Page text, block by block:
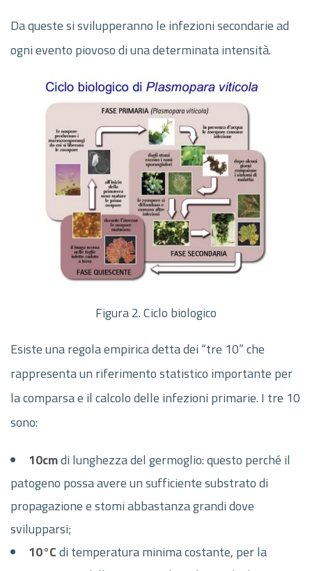
Da queste si svilupperanno le infezioni secondarie ad
ogni evento piovoso di una determinata intensità.
Figura 2. Ciclo biologico
Esiste una regola empirica detta dei “tre 10” che
rappresenta un riferimento statistico importante per
la comparsa e il calcolo delle infezioni primarie. I tre 10
sono:
10cmdi lunghezza del germoglio: questo perché il
patogeno possa avere un sufficiente substrato di
propagazione e stomi abbastanza grandi dove
svilupparsi;
10°Cdi temperatura minima costante, per la